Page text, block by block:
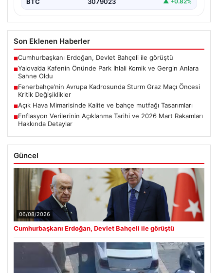
Son Eklenen Haberler
■Cumhurbaşkanı Erdoğan, Devlet Bahçeli ile görüştü
■Yalova’da Kafenin Önünde Park İhlali Komik ve Gergin Anlara
Sahne Oldu
■Fenerbahçe’nin Avrupa Kadrosunda Sturm Graz Maçı Öncesi
Kritik Değişiklikler
■Açık Hava Mimarisinde Kalite ve bahçe mutfağı Tasarımları
■Enflasyon Verilerinin Açıklanma Tarihi ve 2026 Mart Rakamları
Hakkında Detaylar
Güncel
06/08/2026
Cumhurbaşkanı Erdoğan, Devlet Bahçeli ile görüştü